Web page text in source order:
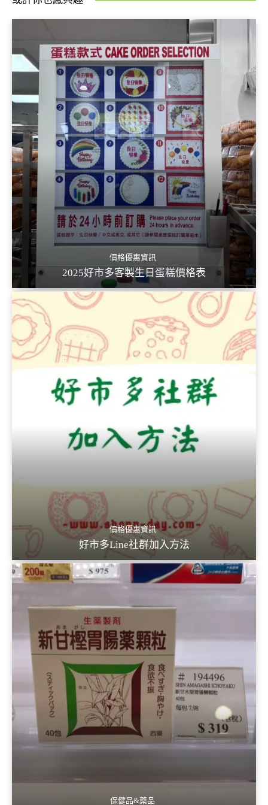
價格優惠資訊
2025好市多客製生日蛋糕價格表
價格優惠資訊
好市多Line社群加入方法
保健品&藥品